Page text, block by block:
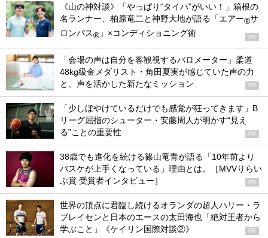
《山の神対談》「やっぱり“タイパ”がいい！」箱根の
名ランナー、柏原竜二と神野大地が語る「エアー®サ
ロンパス® 」×コンディショニング術 PR
「会場の声は自分を客観視するバロメーター」柔道
48kg級金メダリスト・角田夏実が感じていた声の力
と、声を活かした新たなミッション
PR
「少しぼやけているだけでも感覚が狂ってきます」B
リーグ屈指のシューター・安藤周人が明かす“見え
る”ことの重要性
PR
38歳でも進化を続ける篠山竜青が語る「10年前より
バスケが上手くなっている」理由とは。［MVVりらい
ぶ賞 受賞者インタビュー］
PR
世界の頂点に君臨し続けるオランダの超人ハリー・ラ
ブレイセンと日本のエースの太田海也「絶対王者から
学ぶこと」《ケイリン国際対談②》
PR